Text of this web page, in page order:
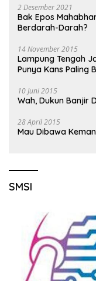
2 Desember 2021
Bak Epos
Berdarah-Darah?
14 November 2015
Lampung Tengah
Punya Kans Paling
10 Juni 2015
Wah, Dukun Banjir
28 April 2015
Mau Dibawa
SMSI